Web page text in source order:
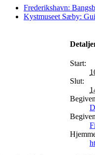
Frederikshavn:
Kystmuseet Sæby:
Start:
Slut: